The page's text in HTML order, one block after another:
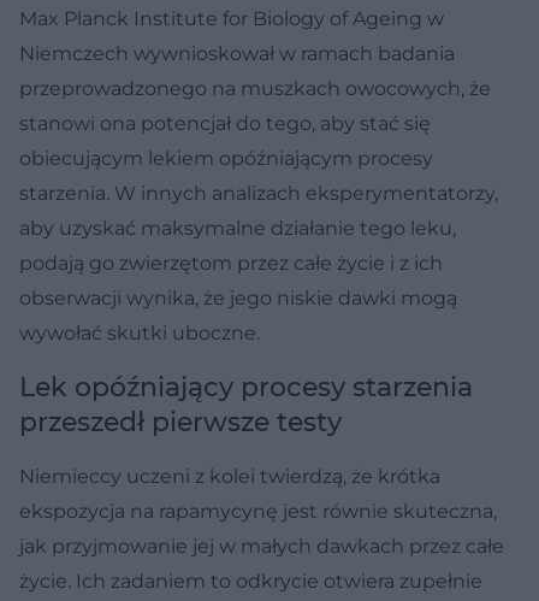
Max Planck Institute for Biology of Ageing w
Niemczech wywnioskował w ramach badania
przeprowadzonego na muszkach owocowych, że
stanowi ona potencjał do tego, aby stać się
obiecującym lekiem opóźniającym procesy
starzenia. W innych analizach eksperymentatorzy,
aby uzyskać maksymalne działanie tego leku,
podają go zwierzętom przez całe życie i z ich
obserwacji wynika, że jego niskie dawki mogą
wywołać skutki uboczne.
Lek opóźniający procesy starzenia
przeszedł pierwsze testy
Niemieccy uczeni z kolei twierdzą, że krótka
ekspozycja na rapamycynę jest równie skuteczna,
jak przyjmowanie jej w małych dawkach przez całe
życie. Ich zadaniem to odkrycie otwiera zupełnie